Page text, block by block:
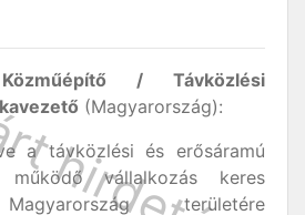
/ Távközlési
(Magyarország):
a távközlési és erősáramú
működő vállalkozás keres
területére